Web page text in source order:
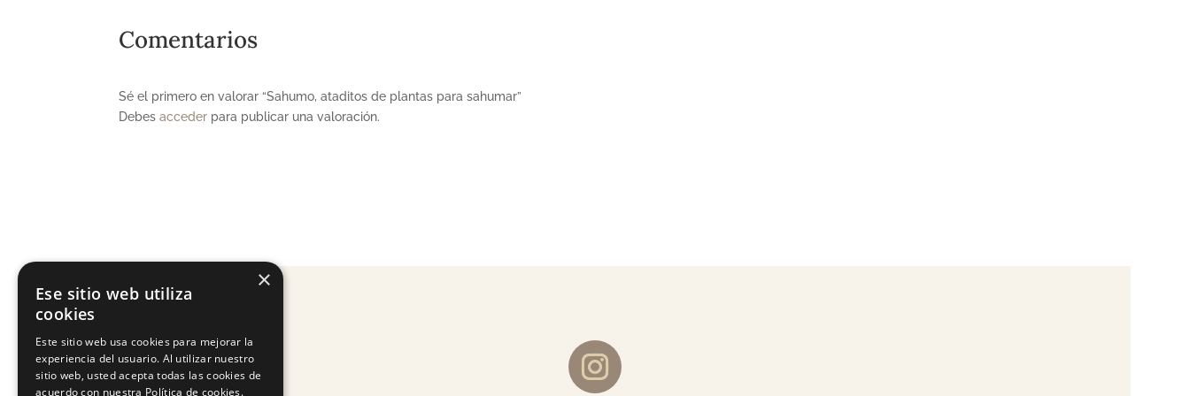
Comentarios
Sé el primero en valorar “Sahumo, ataditos de plantas para sahumar”
Debesacceder para publicar una valoración.
×
Ese sitio web utiliza
cookies
Este sitio web usa cookies para mejorar la
experiencia del usuario. Al utilizar nuestro
sitio web, usted acepta todas las cookies de
acuerdo con nuestra Política de cookies.